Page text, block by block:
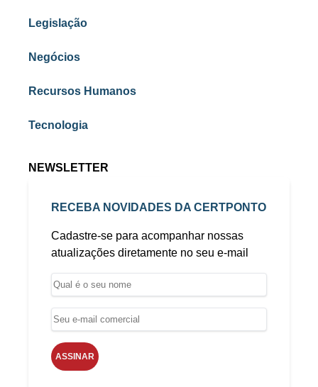
Legislação
Negócios
Recursos Humanos
Tecnologia
NEWSLETTER
RECEBA NOVIDADES DA CERTPONTO
Cadastre-se para acompanhar nossas
atualizações diretamente no seu e-mail